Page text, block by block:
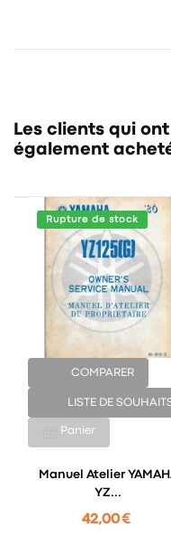
Les clients qui
également
Rupture de stock
COMPARER
LISTE DE
Panier
Manuel Atelier
YZ...
42,00 €